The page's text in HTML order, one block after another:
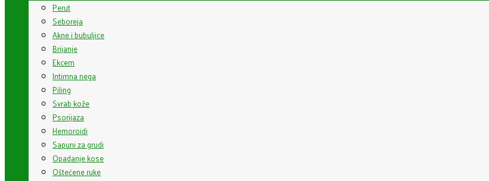
Perut
Seboreja
Akne i bubuljice
Brijanje
Ekcem
Intimna nega
Piling
Svrab kože
Psorijaza
Hemoroidi
Sapuni za grudi
Opadanje kose
Oštećene ruke